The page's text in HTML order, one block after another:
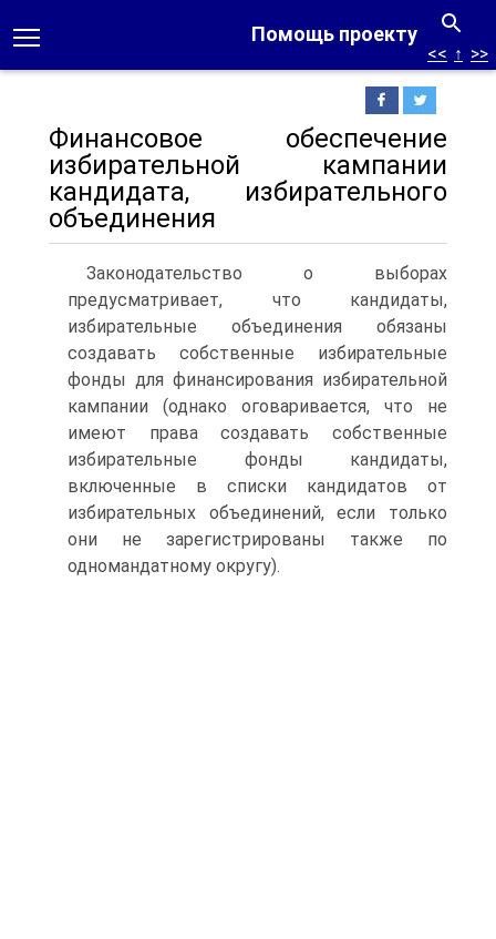
Помощь проекту
<< ↑ >>
Финансовое обеспечение
избирательной кампании
кандидата, избирательного
объединения
Законодательство о выборах
предусматривает, что кандидаты,
избирательные объединения обязаны
создавать собственные избирательные
фонды для финансирования избирательной
кампании (однако оговаривается, что не
имеют права создавать собственные
избирательные фонды кандидаты,
включенные в списки кандидатов от
избирательных объединений, если только
они не зарегистрированы также по
одномандатному округу).